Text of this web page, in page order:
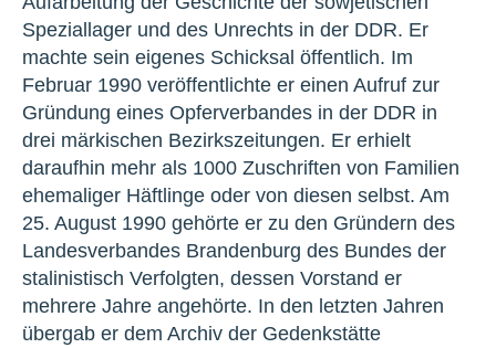
Speziallager und des Unrechts in der DDR. Er
machte sein eigenes Schicksal öffentlich. Im
Februar 1990 veröffentlichte er einen Aufruf zur
Gründung eines Opferverbandes in der DDR in
drei märkischen Bezirkszeitungen. Er erhielt
daraufhin mehr als 1000 Zuschriften von Familien
ehemaliger Häftlinge oder von diesen selbst. Am
25. August 1990 gehörte er zu den Gründern des
Landesverbandes Brandenburg des Bundes der
stalinistisch Verfolgten, dessen Vorstand er
mehrere Jahre angehörte. In den letzten Jahren
übergab er dem Archiv der Gedenkstätte